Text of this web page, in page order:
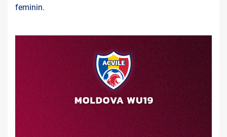
feminin.